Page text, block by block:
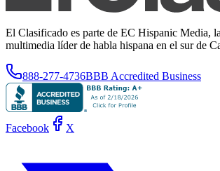
El Clasificado es parte de EC Hispanic Media,
multimedia líder de habla hispana en el sur de
888-277-4736BBB Accredited Business
Facebook X